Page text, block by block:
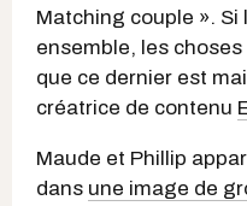
Matching couple ». Si
ensemble, les
que ce dernier est
créatrice de contenu
Maude et Phillip
dans une image de